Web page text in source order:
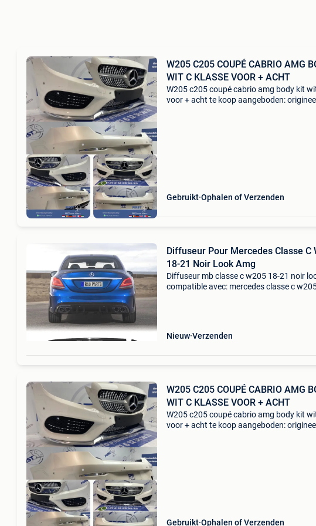
W205 C205 COUPÉ CABRIO AMG
WIT C KLASSE VOOR + ACHT
W205 c205 coupé cabrio amg body kit
voor + acht te koop aangeboden:
Gebruikt Ophalen of Verzenden
Diffuseur Pour Mercedes Classe C
18-21 Noir Look Amg
Diffuseur mb classe c w205 18-21 noir
compatible avec: mercedes classe c
Nieuw Verzenden
W205 C205 COUPÉ CABRIO AMG
WIT C KLASSE VOOR + ACHT
W205 c205 coupé cabrio amg body kit
voor + acht te koop aangeboden:
Gebruikt Ophalen of Verzenden